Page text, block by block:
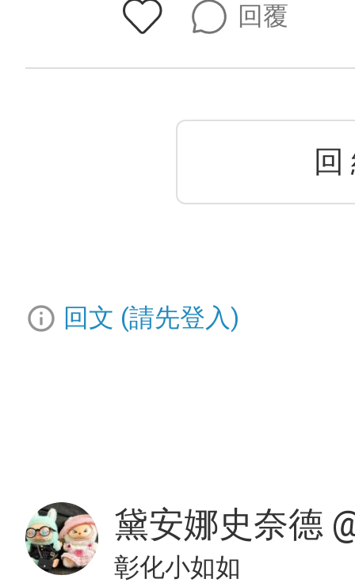
回覆
回
info_outline 回文 (請先登入)
黛安娜史奈德
彰化小如如